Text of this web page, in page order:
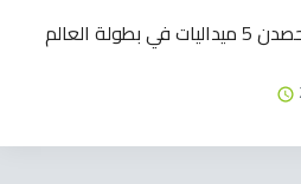
بطلات الإمارات يحصدن 5 ميداليات في بطولة العالم